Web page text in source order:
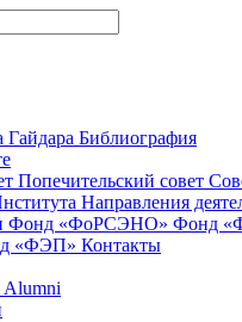
Гайдара Библиография
Попечительский совет
Направления
Фонд «ФоРСЭНО» Фонд
«ФЭП» Контакты
Alumni